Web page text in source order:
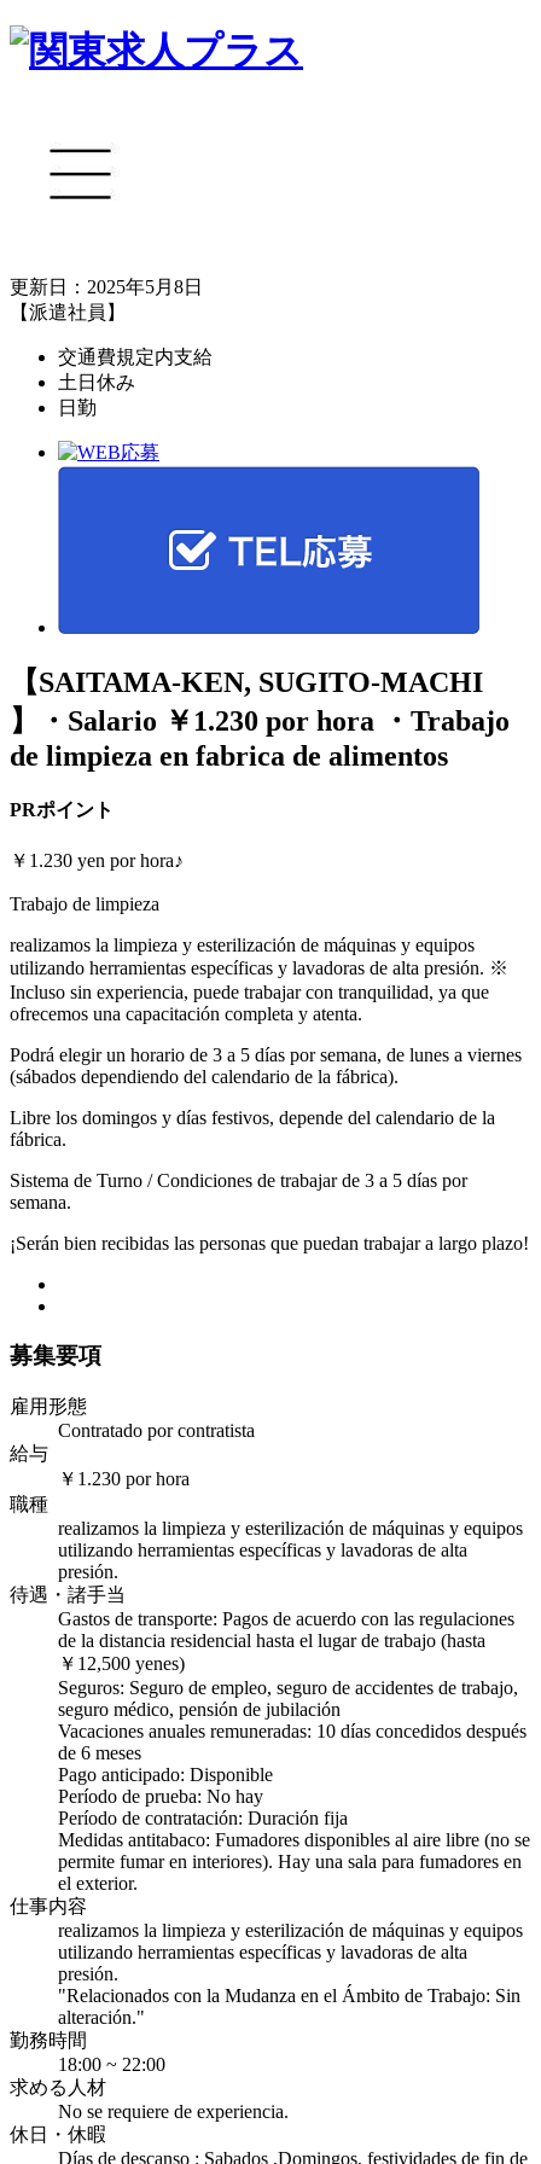
更新日：2025年5月8日
【派遣社員】
交通費規定内支給
土日休み
日勤
【SAITAMA-KEN, SUGITO-MACHI
】・Salario ￥1.230 por hora ・Trabajo
de limpieza en fabrica de alimentos
PRポイント
￥1.230 yen por hora♪
Trabajo de limpieza
realizamos la limpieza y esterilización de máquinas y equipos
utilizando herramientas específicas y lavadoras de alta presión. ※
Incluso sin experiencia, puede trabajar con tranquilidad, ya que
ofrecemos una capacitación completa y atenta.
Podrá elegir un horario de 3 a 5 días por semana, de lunes a viernes
(sábados dependiendo del calendario de la fábrica).
Libre los domingos y días festivos, depende del calendario de la
fábrica.
Sistema de Turno / Condiciones de trabajar de 3 a 5 días por
semana.
¡Serán bien recibidas las personas que puedan trabajar a largo plazo!
募集要項
雇用形態
Contratado por contratista
給与
￥1.230 por hora
職種
realizamos la limpieza y esterilización de máquinas y equipos
utilizando herramientas específicas y lavadoras de alta
presión.
待遇・諸手当
Gastos de transporte: Pagos de acuerdo con las regulaciones
de la distancia residencial hasta el lugar de trabajo (hasta
￥12,500 yenes)
Seguros: Seguro de empleo, seguro de accidentes de trabajo,
seguro médico, pensión de jubilación
Vacaciones anuales remuneradas: 10 días concedidos después
de 6 meses
Pago anticipado: Disponible
Período de prueba: No hay
Período de contratación: Duración fija
Medidas antitabaco: Fumadores disponibles al aire libre (no se
permite fumar en interiores). Hay una sala para fumadores en
el exterior.
仕事内容
realizamos la limpieza y esterilización de máquinas y equipos
utilizando herramientas específicas y lavadoras de alta
presión.
"Relacionados con la Mudanza en el Ámbito de Trabajo: Sin
alteración."
勤務時間
18:00 ~ 22:00
求める人材
No se requiere de experiencia.
休日・休暇
Días de descanso : Sabados ,Domingos, festividades de fin de